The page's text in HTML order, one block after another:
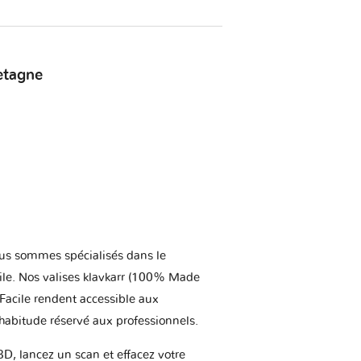
sommes spécialisés dans le
Nos valises klavkarr (100% Made
rendent accessible aux
réservé aux professionnels.
lancez un scan et effacez votre